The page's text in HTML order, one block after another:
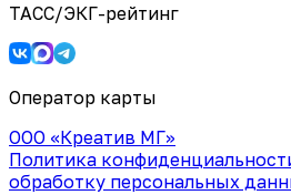
ТАСС/ЭКГ-рейтинг
Оператор карты
ООО «Креатив МГ»
Политика
обработку персональных